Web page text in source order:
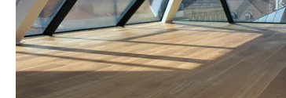
35 Personen
Nutzung